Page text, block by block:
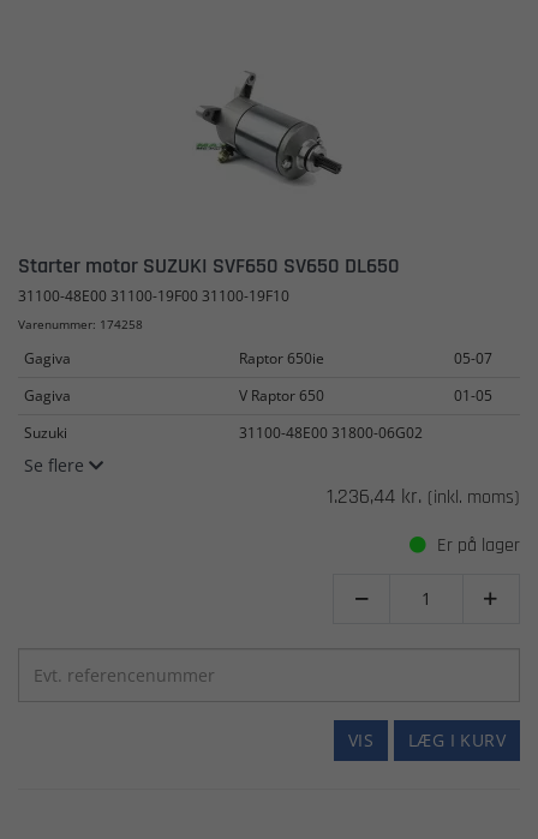
Starter motor SUZUKI SVF650 SV650 DL650
31100-48E00 31100-19F00 31100-19F10
Varenummer: 174258
Gagiva Raptor 650ie
05-07
Gagiva
V Raptor 650
01-05
Suzuki
31100-48E00 31800-06G02
Se flere
1.236,44 kr. (inkl. moms)
Er på lager
 
LÆG I KURV
VIS